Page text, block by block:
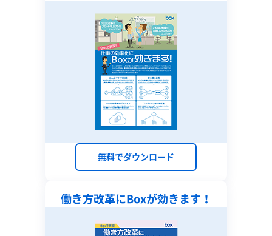
無料でダウンロード
働き方改革にBoxが効きます！